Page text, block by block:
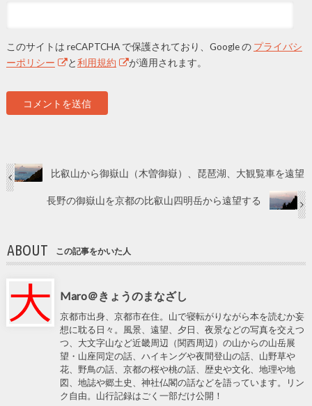
このサイトは reCAPTCHA で保護されており、Google の プライバシ
ーポリシー
と利用規約 が適用されます。
比叡山から御嶽山（木曽御嶽）、琵琶湖、大観覧車を遠望
長野の御嶽山を京都の比叡山四明岳から遠望する
ABOUT この記事をかいた人
Maro＠きょうのまなざし
京都市出身、京都市在住。山で寝転がりながら本を読むか妄
想に耽る日々。風景、遠望、夕日、夜景などの写真を交えつ
つ、大文字山など近畿周辺（関西周辺）の山からの山岳展
望・山座同定の話、ハイキングや夜間登山の話、山野草や
花、野鳥の話、京都の桜や桃の話、歴史や文化、地理や地
図、地誌や郷土史、神社仏閣の話などを語っています。リン
ク自由。山行記録はごく一部だけ公開！